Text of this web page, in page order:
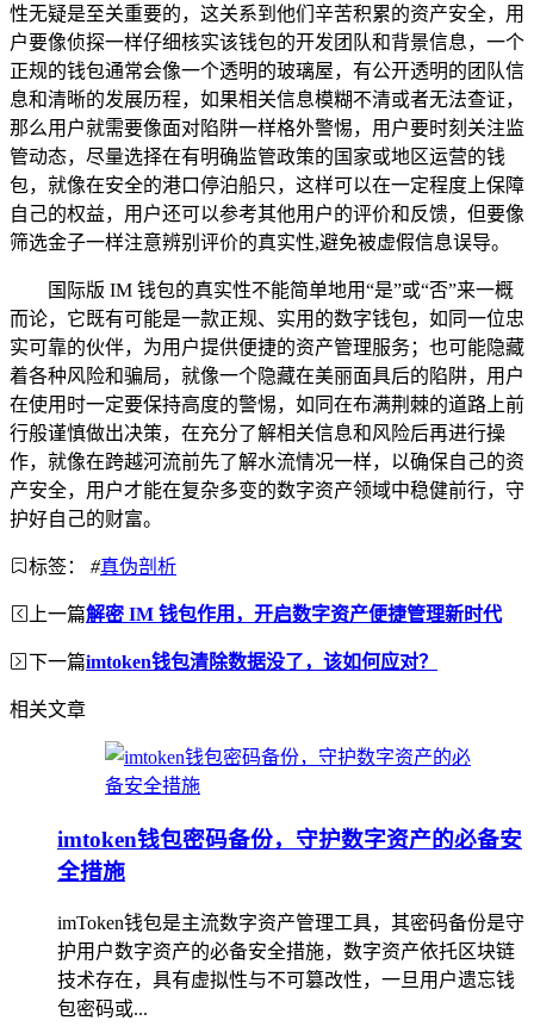
性无疑是至关重要的，这关系到他们辛苦积累的资产安全，用
户要像侦探一样仔细核实该钱包的开发团队和背景信息，一个
正规的钱包通常会像一个透明的玻璃屋，有公开透明的团队信
息和清晰的发展历程，如果相关信息模糊不清或者无法查证，
那么用户就需要像面对陷阱一样格外警惕，用户要时刻关注监
管动态，尽量选择在有明确监管政策的国家或地区运营的钱
包，就像在安全的港口停泊船只，这样可以在一定程度上保障
自己的权益，用户还可以参考其他用户的评价和反馈，但要像
筛选金子一样注意辨别评价的真实性,避免被虚假信息误导。
国际版 IM 钱包的真实性不能简单地用“是”或“否”来一概
而论，它既有可能是一款正规、实用的数字钱包，如同一位忠
实可靠的伙伴，为用户提供便捷的资产管理服务；也可能隐藏
着各种风险和骗局，就像一个隐藏在美丽面具后的陷阱，用户
在使用时一定要保持高度的警惕，如同在布满荆棘的道路上前
行般谨慎做出决策，在充分了解相关信息和风险后再进行操
作，就像在跨越河流前先了解水流情况一样，以确保自己的资
产安全，用户才能在复杂多变的数字资产领域中稳健前行，守
护好自己的财富。
标签： #真伪剖析
上一篇解密 IM 钱包作用，开启数字资产便捷管理新时代
下一篇imtoken钱包清除数据没了，该如何应对？
相关文章
imtoken钱包密码备份，守护数字资产的必备安
全措施
imToken钱包是主流数字资产管理工具，其密码备份是守
护用户数字资产的必备安全措施，数字资产依托区块链
技术存在，具有虚拟性与不可篡改性，一旦用户遗忘钱
包密码或...